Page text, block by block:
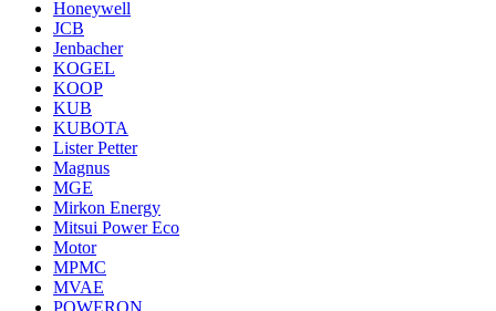
Honeywell
JCB
Jenbacher
KOGEL
KOOP
KUB
KUBOTA
Lister Petter
Magnus
MGE
Mirkon Energy
Mitsui Power Eco
Motor
MPMC
MVAE
POWERON